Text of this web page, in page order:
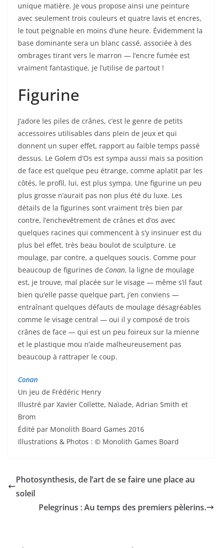
unique matière. Je vous propose ainsi une peinture
avec seulement trois couleurs et quatre lavis et encres,
le tout peignable en moins d’une heure. Évidemment la
base dominante sera un blanc cassé, associée à des
ombrages tirant vers le marron — l’encre fumée est
vraiment fantastique, je l’utilise de partout !
Figurine
J’adore les piles de crânes, c’est le genre de petits
accessoires utilisables dans plein de jeux et qui
donnent un super effet, rapport au faible temps passé
dessus. Le Golem d’Os est sympa aussi mais sa position
de face est quelque peu étrange, comme aplatit par les
côtés, le profil, lui, est plus sympa. Une figurine un peu
plus grosse n’aurait pas non plus été du luxe. Les
détails de la figurines sont vraiment très bien par
contre, l’enchevêtrement de crânes et d’os avec
quelques racines qui commencent à s’y insinuer est du
plus bel effet, très beau boulot de sculpture. Le
moulage, par contre, a quelques soucis. Comme pour
beaucoup de figurines de Conan, la ligne de moulage
est, je trouve, mal placée sur le visage — même s’il faut
bien qu’elle passe quelque part, j’en conviens —
entraînant quelques défauts de moulage désagréables
comme le visage central — oui il y composé de trois
crânes de face — qui est un peu foireux sur la mienne
et le plastique mou n’aide malheureusement pas
beaucoup à rattraper le coup.
Conan
Un jeu de Frédéric Henry
Illustré par Xavier Collette, Naïade, Adrian Smith et
Brom
Édité par Monolith Board Games 2016
Illustrations & Photos : © Monolith Games Board
Photosynthesis, de l’art de se faire une place au
soleil
Pelegrinus : Au temps des premiers pèlerins.